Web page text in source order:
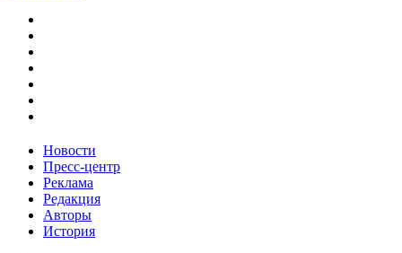
Новости
Пресс-центр
Реклама
Редакция
Авторы
История